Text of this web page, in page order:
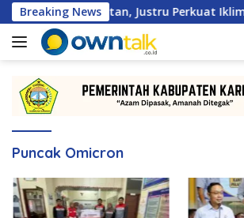
Langsung
ke
konten
Breaking News
Hambatan, Justru Perkuat Iklim
Puncak Omicron